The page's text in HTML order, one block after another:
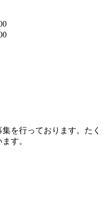
を行っております。たく
す。